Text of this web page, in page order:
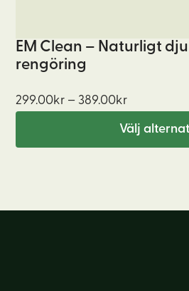
EM Clean – Naturligt
rengöring
299.00kr – 389.00krPrisintervall:
299.00kr
Välj
väljas
på